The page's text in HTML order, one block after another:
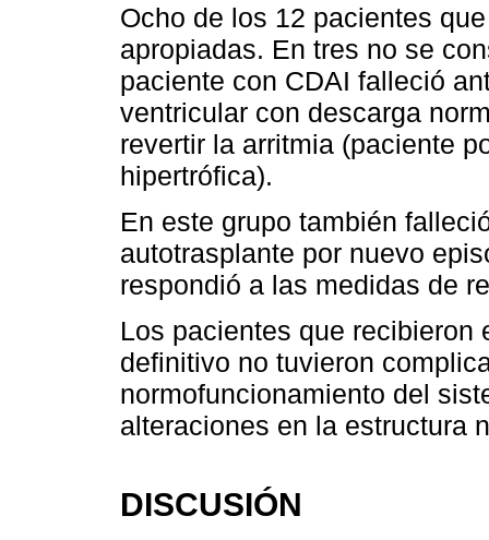
Ocho de los 12 pacientes
apropiadas. En tres no se
paciente con CDAI falleció
ventricular con descarga
revertir la arritmia (paciente
hipertrófica).
En este grupo también
autotrasplante por nuevo
respondió a las medidas de
Los pacientes que recibieron
definitivo no tuvieron
normofuncionamiento del
alteraciones en la estructura
DISCUSIÓN